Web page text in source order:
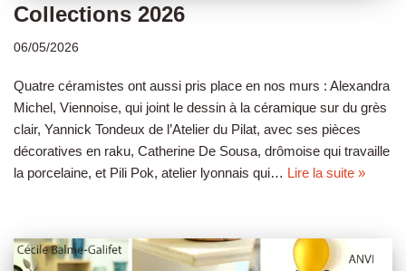
Collections 2026
06/05/2026
Quatre céramistes ont aussi pris place en nos murs : Alexandra
Michel, Viennoise, qui joint le dessin à la céramique sur du grès
clair, Yannick Tondeux de l’Atelier du Pilat, avec ses pièces
décoratives en raku, Catherine De Sousa, drômoise qui travaille
la porcelaine, et Pili Pok, atelier lyonnais qui… Lire la suite »